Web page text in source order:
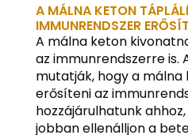
A MÁLNA KETON
IMMUNRENDSZER
A málna keton
az immunrendszerre is.
mutatják, hogy a
erősíteni az
hozzájárulhatunk
jobban ellenálljon a